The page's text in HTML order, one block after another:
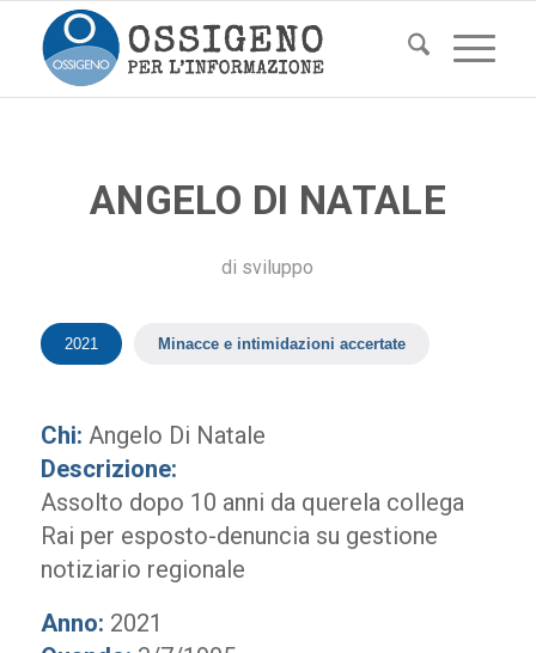
ANGELO DI NATALE
di sviluppo
2021 Minacce e intimidazioni accertate
Chi: Angelo Di Natale
Descrizione:
Assolto dopo 10 anni da querela collega
Rai per esposto-denuncia su gestione
notiziario regionale
Anno: 2021